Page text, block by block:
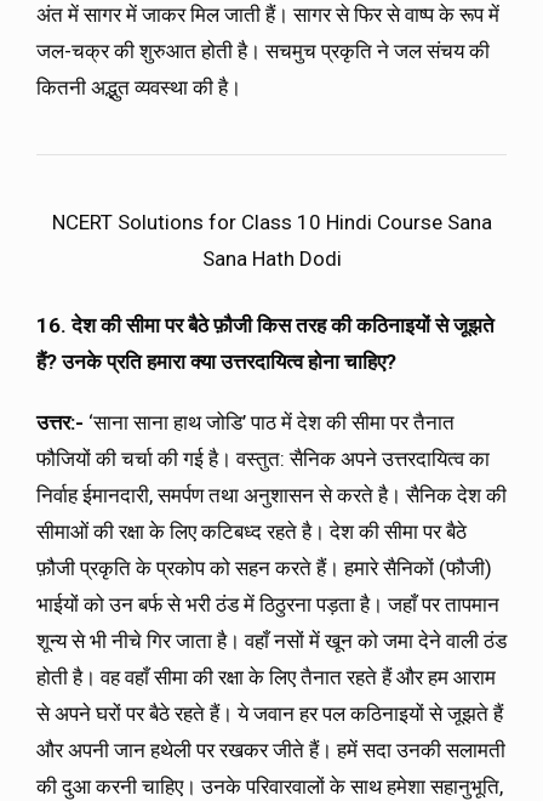
अंत में सागर में जाकर मिल जाती हैं। सागर से फिर से वाष्प के रूप में
जल-चक्र की शुरुआत होती है। सचमुच प्रकृति ने जल संचय की
कितनी अद्भुत व्यवस्था की है।
NCERT Solutions for Class 10 Hindi Course Sana
Sana Hath Dodi
16. देश की सीमा पर बैठे फ़ौजी किस तरह की कठिनाइयों से जूझते
हैं?उनके प्रति हमारा क्या उत्तरदायित्व होना चाहिए?
उत्तर:- ‘साना साना हाथ जोडि’ पाठ में देश की सीमा पर तैनात
फौजियों की चर्चा की गई है। वस्तुत: सैनिक अपने उत्तरदायित्व का
निर्वाह ईमानदारी, समर्पण तथा अनुशासन से करते है। सैनिक देश की
सीमाओं की रक्षा के लिए कटिबध्द रहते है। देश की सीमा पर बैठे
फ़ौजी प्रकृति के प्रकोप को सहन करते हैं। हमारे सैनिकों (फौजी)
भाईयों को उन बर्फ से भरी ठंड में ठिठुरना पड़ता है। जहाँ पर तापमान
शून्य से भी नीचे गिर जाता है। वहाँ नसों में खून को जमा देने वाली ठंड
होती है। वह वहाँ सीमा की रक्षा के लिए तैनात रहते हैं और हम आराम
से अपने घरों पर बैठे रहते हैं। ये जवान हर पल कठिनाइयों से जूझते हैं
और अपनी जान हथेली पर रखकर जीते हैं। हमें सदा उनकी सलामती
की दुआ करनी चाहिए। उनके परिवारवालों के साथ हमेशा सहानुभूति,